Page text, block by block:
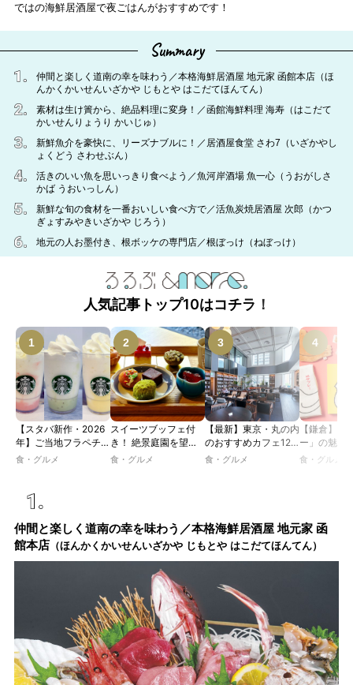
ではの海鮮居酒屋で夜ごはんがおすすめです！
Summary
仲間と楽しく道南の幸を味わう／本格海鮮居酒屋 地元家 函館本店（ほ
んかくかいせんいざかや じもとや はこだてほんてん）
素材は生け簀から、絶品料理に変身！／函館海鮮料理 海寿（はこだて
かいせんりょうり かいじゅ）
新鮮魚介を豪快に、リーズナブルに！／居酒屋食堂 さわ7（いざかやし
ょくどう さわせぶん）
活きのいい魚を思いっきり食べよう／魚河岸酒場 魚一心（うおがしさ
かば うおいっしん）
新鮮な旬の食材を一番おいしい食べ方で／活魚炭焼居酒屋 次郎（かつ
ぎょすみやきいざかや じろう）
地元の人お墨付き、根ボッケの専門店／根ぼっけ（ねぼっけ）
人気記事トップ10はコチラ！
【スタバ新作・2026
年】ご当地フラペチー
ノが新登場！ 地域と
JIMOTO
PROGRAM」が青
森・群馬・沖縄で始
動。6種類を飲んで実
食レポート
食・グルメ
スイーツブッフェ付
き！ 絶景庭園を望む
ホテルレストランで味
食・グルメ
【最新】東京・丸の内
のおすすめカフェ12
選｜ひとりでゆったり
食・グルメ
【鎌倉】「
ー」の魅力
説！ 定番商
食・グルメ
仲間と楽しく道南の幸を味わう／本格海鮮居酒屋 地元家 函
館本店（ほんかくかいせんいざかや じもとや はこだてほんてん）